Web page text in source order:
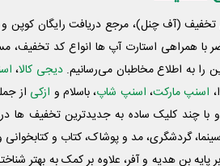
تخفیف (آف چنل)، مرجع دریافت رایگان کوپن
با همراهی استارت آپ ها انواع کد تخفیف،
را به اطلاع مخاطبان می‌رسانیم. دیجی کالا،
اسنپ مارکت، اسنپ شاپ، باسلام و ازکی از
با چند کلیک ساده به جدیدترین تخفیف ها در
گردشگری، مد و پوشاک، کتاب و
پایه بن هدیه و آفر، علاوه بر کمک به بهتر